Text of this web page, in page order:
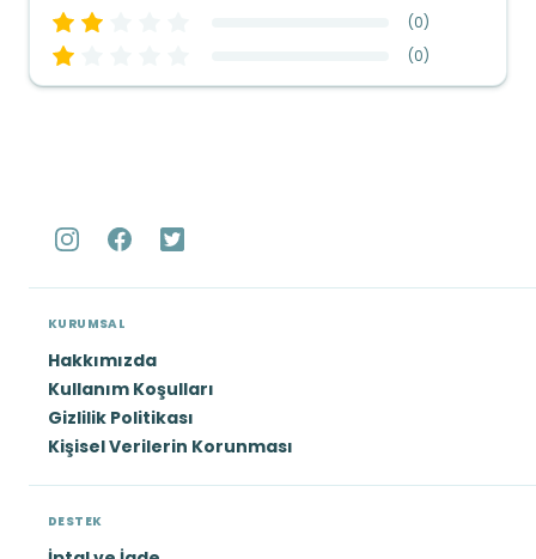
(0)
(0)
KURUMSAL
Hakkımızda
Kullanım Koşulları
Gizlilik Politikası
Kişisel Verilerin Korunması
DESTEK